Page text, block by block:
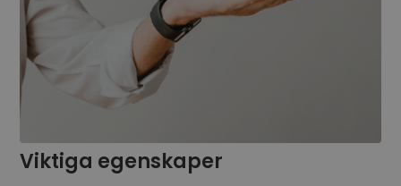
Viktiga egenskaper